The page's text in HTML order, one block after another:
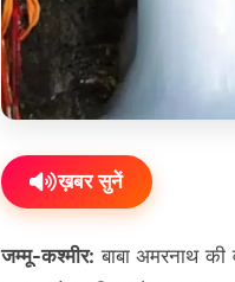
ख़बर सुनें
जम्मू-कश्मीर: बाबा अमरनाथ की